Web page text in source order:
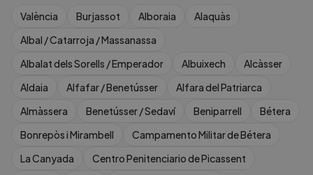
València Burjassot Alboraia
Alaquàs
Albal / Catarroja / Massanassa
Albalat dels Sorells / Emperador
Albuixech
Alcàsser
Aldaia
Alfafar / Benetússer
Alfara del Patriarca
Almàssera
Benetússer / Sedaví Beniparrell
Bétera
Bonrepòs i Mirambell
Campamento Militar de Bétera
La Canyada
Centro Penitenciario de Picassent